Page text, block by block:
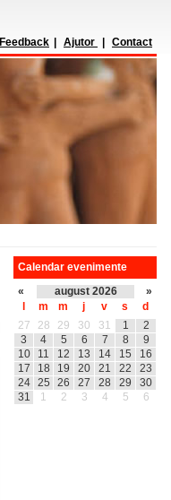
Feedback Ajutor Contact
Calendar evenimente
«
august 2026
»
m m j v s
d
27
28 29 30 31 1
2
3
4 5 6 7 8
9
10
11 12 13 14 15
16
17
18 19 20 21 22
23
24
25 26 27 28 29
30
31
1 2 3 4 5 6